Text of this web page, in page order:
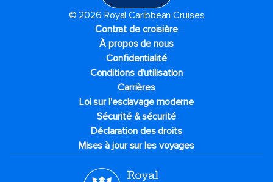
© 2026 Royal Caribbean Cruises
Contrat de croisière
À propos de nous
Confidentialité
Conditions d'utilisation
Carrières
Loi sur l'esclavage moderne
Sécurité & sécurité
Déclaration des droits
Mises à jour sur les voyages